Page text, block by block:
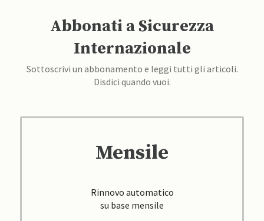
Abbonati a Sicurezza
Internazionale
Sottoscrivi un abbonamento e leggi tutti gli articoli.
Disdici quando vuoi.
Mensile
Rinnovo automatico
su base mensile